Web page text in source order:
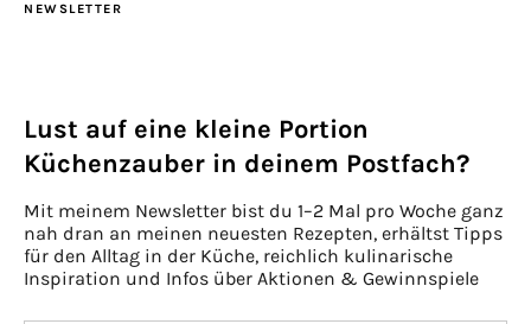
NEWSLETTER
Lust auf eine kleine Portion
Küchenzauber in deinem Postfach?
Mit meinem Newsletter bist du 1–2 Mal pro Woche ganz
nah dran an meinen neuesten Rezepten, erhältst Tipps
für den Alltag in der Küche, reichlich kulinarische
Inspiration und Infos über Aktionen & Gewinnspiele